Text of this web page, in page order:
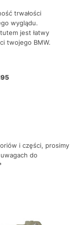
trwałości
wyglądu.
jest łatwy
twojego BMW.
i części, prosimy
do